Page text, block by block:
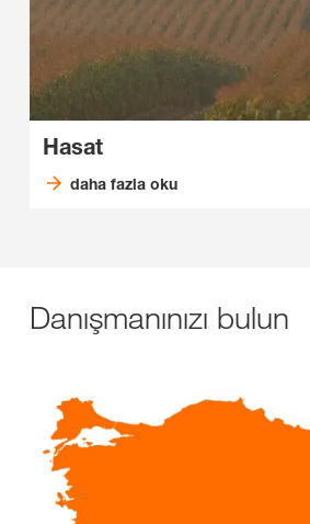
Hasat
daha fazla oku
Danışmanınızı bulun